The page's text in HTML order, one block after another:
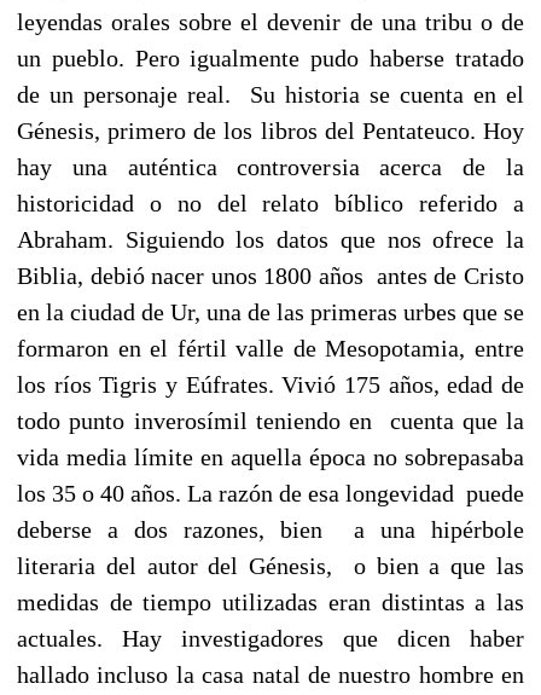
leyendas orales sobre el devenir de una tribu o de
un pueblo. Pero igualmente pudo haberse tratado
de un personaje real. Su historia se cuenta en el
Génesis, primero de los libros del Pentateuco. Hoy
hay una auténtica controversia acerca de la
historicidad o no del relato bíblico referido a
Abraham. Siguiendo los datos que nos ofrece la
Biblia, debió nacer unos 1800 años antes de Cristo
en la ciudad de Ur, una de las primeras urbes que se
formaron en el fértil valle de Mesopotamia, entre
los ríos Tigris y Eúfrates. Vivió 175 años, edad de
todo punto inverosímil teniendo en cuenta que la
vida media límite en aquella época no sobrepasaba
los 35 o 40 años. La razón de esa longevidad puede
deberse a dos razones, bien a una hipérbole
literaria del autor del Génesis, o bien a que las
medidas de tiempo utilizadas eran distintas a las
actuales. Hay investigadores que dicen haber
hallado incluso la casa natal de nuestro hombre en